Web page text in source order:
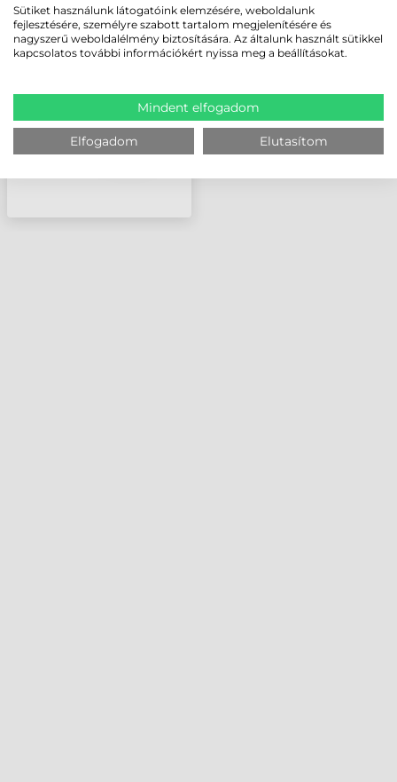
ZEBRA NYOMTATÓFEJ,
TLP2824, 8 DOTS/MM
(203 DPI)
Sütiket használunk látogatóink elemzésére, weboldalunk
fejlesztésére, személyre szabott tartalom megjelenítésére és
nagyszerű weboldalélmény biztosítására. Az általunk használt sütikkel
kapcsolatos további információkért nyissa meg a beállításokat.
Mindent elfogadom
Elfogadom Elutasítom